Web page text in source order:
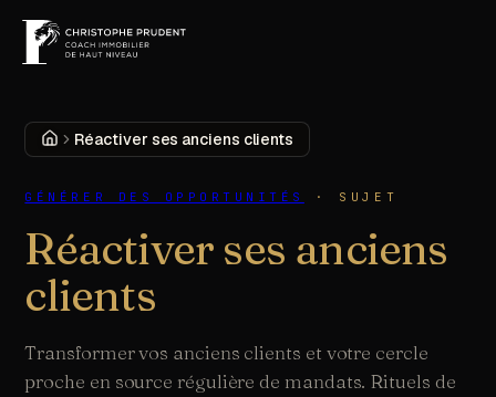
MENU
Accueil
Réactiver ses anciens clients
GÉNÉRER DES OPPORTUNITÉS · SUJET
Réactiver ses anciens
clients
Transformer vos anciens clients et votre cercle
proche en source régulière de mandats. Rituels de